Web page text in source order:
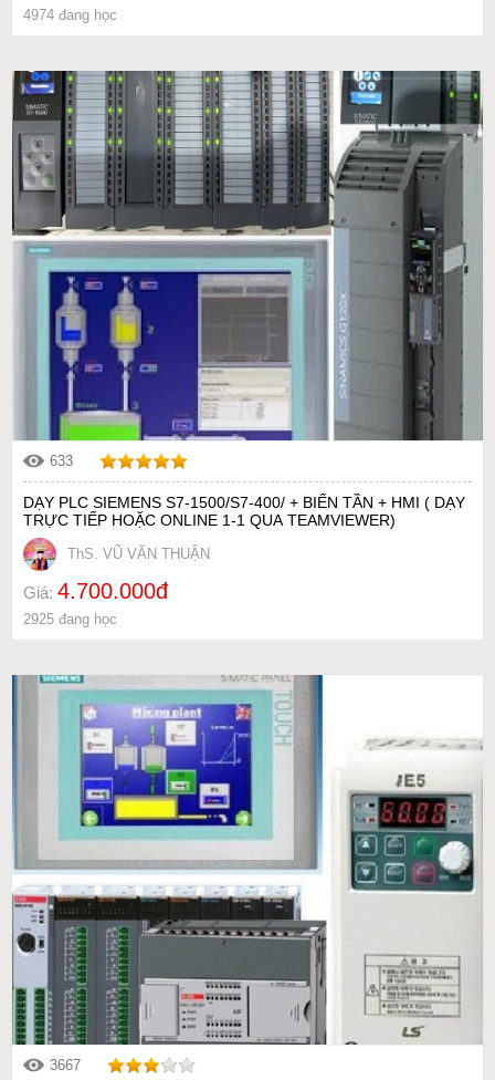
4974 đang học
633
DẠY PLC SIEMENS S7-1500/S7-400/ + BIẾN TẦN + HMI ( DẠY
TRỰC TIẾP HOẶC ONLINE 1-1 QUA TEAMVIEWER)
ThS. VŨ VĂN THUẬN
Giá: 4.700.000đ
2925 đang học
3667